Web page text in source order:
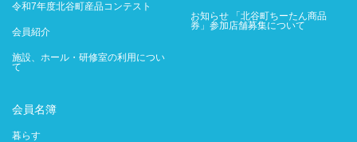
令和7年度北谷町産品コンテスト
会員紹介
施設、ホール・研修室の利用につい
て
お知らせ 「北谷町ちーたん商品
券」参加店舗募集について
会員名簿
暮らす